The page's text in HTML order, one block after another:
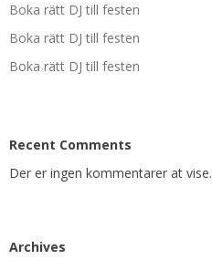
Boka rätt DJ till festen
Boka rätt DJ till festen
Boka rätt DJ till festen
Recent Comments
Der er ingen kommentarer at vise.
Archives